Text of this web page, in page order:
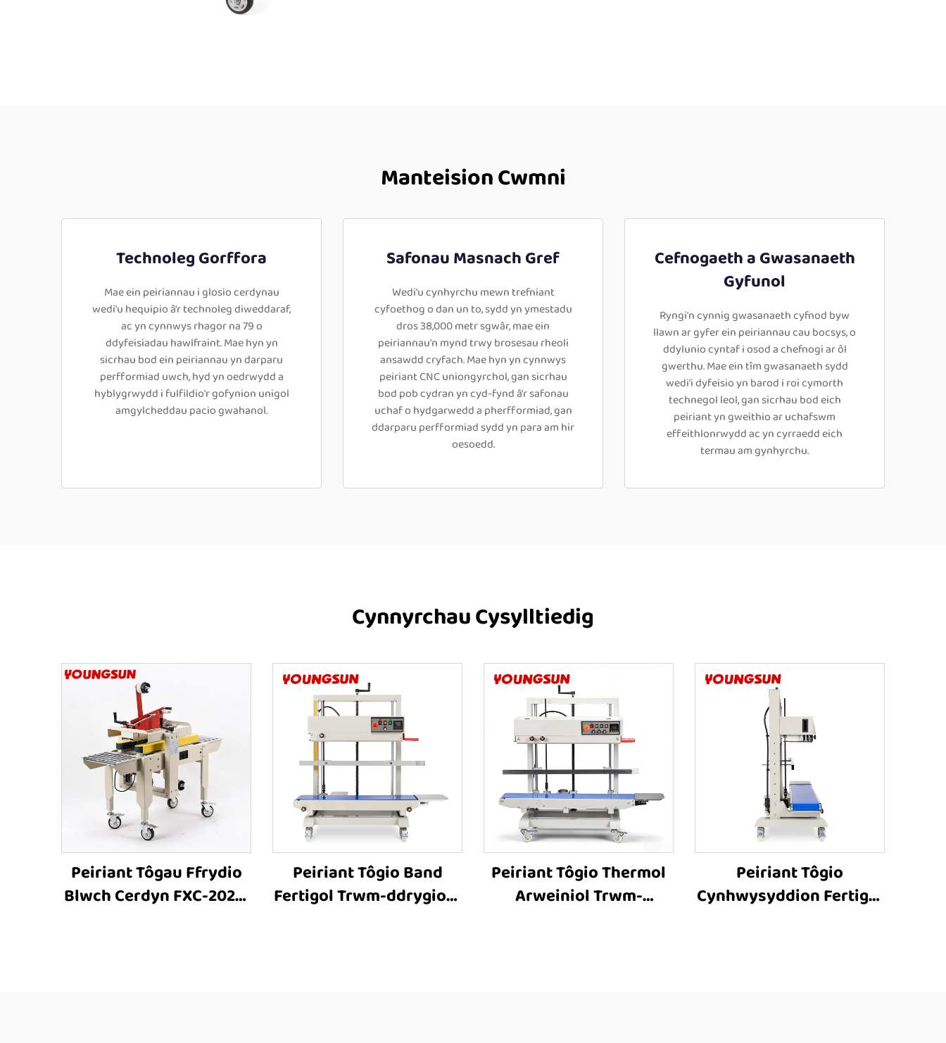
Manteision Cwmni
Technoleg Gorffora
Mae ein peiriannau i glosio cerdynau
wedi'u hequipio â'r technoleg diweddaraf,
ac yn cynnwys rhagor na 79 o
ddyfeisiadau hawlfraint. Mae hyn yn
sicrhau bod ein peiriannau yn darparu
perfformiad uwch, hyd yn oedrwydd a
hyblygrwydd i fulfildio'r gofynion unigol
amgylcheddau pacio gwahanol.
Safonau Masnach Gref
Wedi'u cynhyrchu mewn trefniant
cyfoethog o dan un to, sydd yn ymestadu
dros 38,000 metr sgwâr, mae ein
peiriannau'n mynd trwy brosesau rheoli
ansawdd cryfach. Mae hyn yn cynnwys
peiriant CNC uniongyrchol, gan sicrhau
bod pob cydran yn cyd-fynd â'r safonau
uchaf o hydgarwedd a pherfformiad, gan
ddarparu perfformiad sydd yn para am hir
oesoedd.
Cefnogaeth a Gwasanaeth
Gyfunol
Ryngi'n cynnig gwasanaeth cyfnod byw
llawn ar gyfer ein peiriannau cau bocsys, o
ddylunio cyntaf i osod a chefnogi ar ôl
gwerthu. Mae ein tîm gwasanaeth sydd
wedi'i dyfeisio yn barod i roi cymorth
technegol leol, gan sicrhau bod eich
peiriant yn gweithio ar uchafswm
effeithlonrwydd ac yn cyrraedd eich
termau am gynhyrchu.
Cynnyrchau Cysylltiedig
Peiriant Tôgau Ffrydio
Blwch Cerdyn FXC-2020,
Peiriant Tôgio Band
Fertigol Trwm-ddrygioni
Peiriant Tôgio Thermol
Arweiniol Trwm-
Peiriant Tôgio
Cynhwysyddion Fertigol